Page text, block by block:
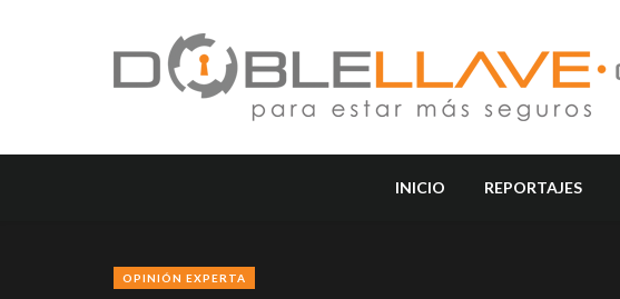
INICIO REPORTAJES
OPINIÓN EXPERTA